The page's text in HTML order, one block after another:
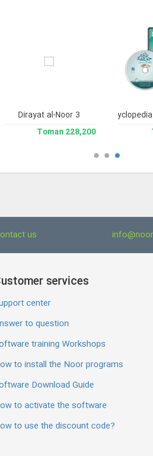
Library and
Dirayat al-Noor 3
228,200 Toman
us
services
center
to question
training Workshops
to install the Noor programs
Download Guide
to activate the software
to use the discount code?